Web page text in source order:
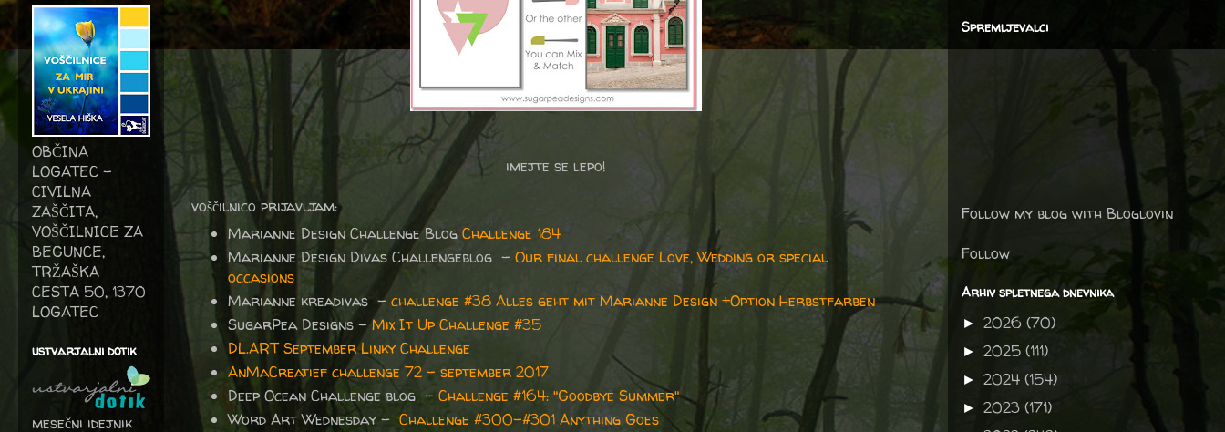
imejte se lepo!
voščilnico prijavljam:
Marianne Design Challenge Blog Challenge 184
Marianne Design Divas Challengeblog - Our final challenge Love, Wedding or special
occasions
Marianne kreadivas - challenge #38 Alles geht mit Marianne Design +Option Herbstfarben
SugarPea Designs -Mix It Up Challenge #35
DL.ART September Linky Challenge
AnMaCreatief challenge 72 - september 2017
Deep Ocean Challenge blog - Challenge #164: "Goodbye Summer"
Word Art Wednesday - Challenge #300-#301 Anything Goes
OBČINA
LOGATEC -
CIVILNA
ZAŠČITA,
VOŠČILNICE ZA
BEGUNCE,
TRŽAŠKA
CESTA 50, 1370
LOGATEC
ustvarjalni dotik
mesečni idejnik
Spremljevalci
Follow my blog with Bloglovin
Follow
Arhiv spletnega dnevnika
► 2026 (70)
► 2025 (111)
► 2024 (154)
► 2023 (171)